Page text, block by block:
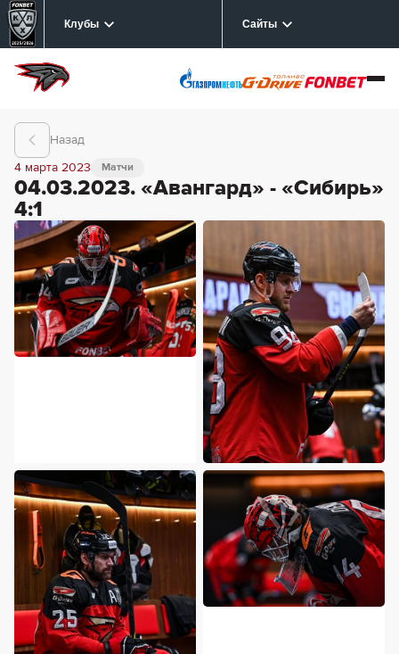
Клубы Сайты
Назад
04.03.2023. «Авангард» - «Сибирь»
4:1
Матчи
4 марта 2023